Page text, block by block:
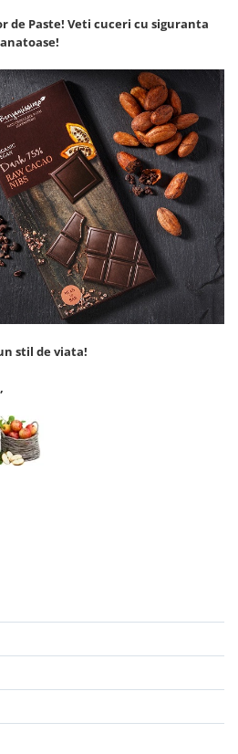
de Paste! Veti cuceri cu siguranta
stil de viata!